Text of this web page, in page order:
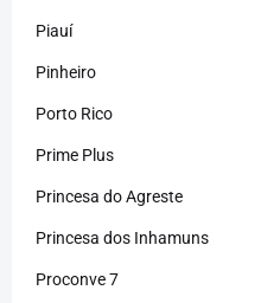
Piauí
Pinheiro
Porto Rico
Prime Plus
Princesa do Agreste
Princesa dos Inhamuns
Proconve 7